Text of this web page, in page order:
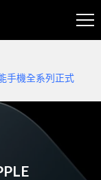
手機全系列正式